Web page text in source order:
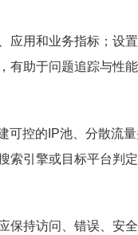
应用和业务指标；设
有助于问题追踪与性
可控的IP池、分散流
索引擎或目标平台判
保持访问、错误、安